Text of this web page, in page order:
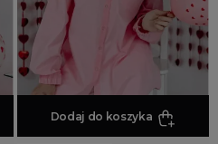
Dodaj do koszyka